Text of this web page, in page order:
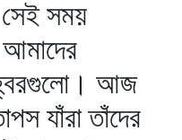
সেই সময়
আমাদের
আজ
যাঁরা তাঁদের